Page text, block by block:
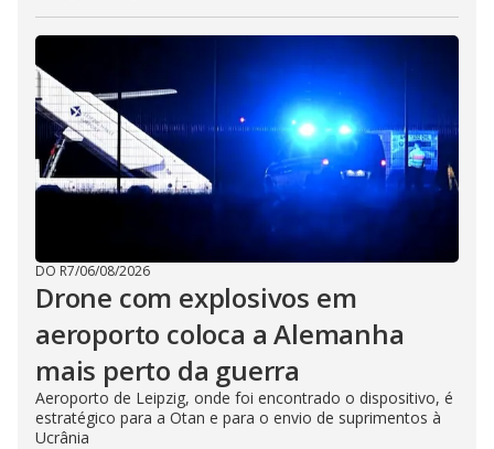
DO R7/06/08/2026
Drone com explosivos em
aeroporto coloca a Alemanha
mais perto da guerra
Aeroporto de Leipzig, onde foi encontrado o dispositivo, é
estratégico para a Otan e para o envio de suprimentos à
Ucrânia